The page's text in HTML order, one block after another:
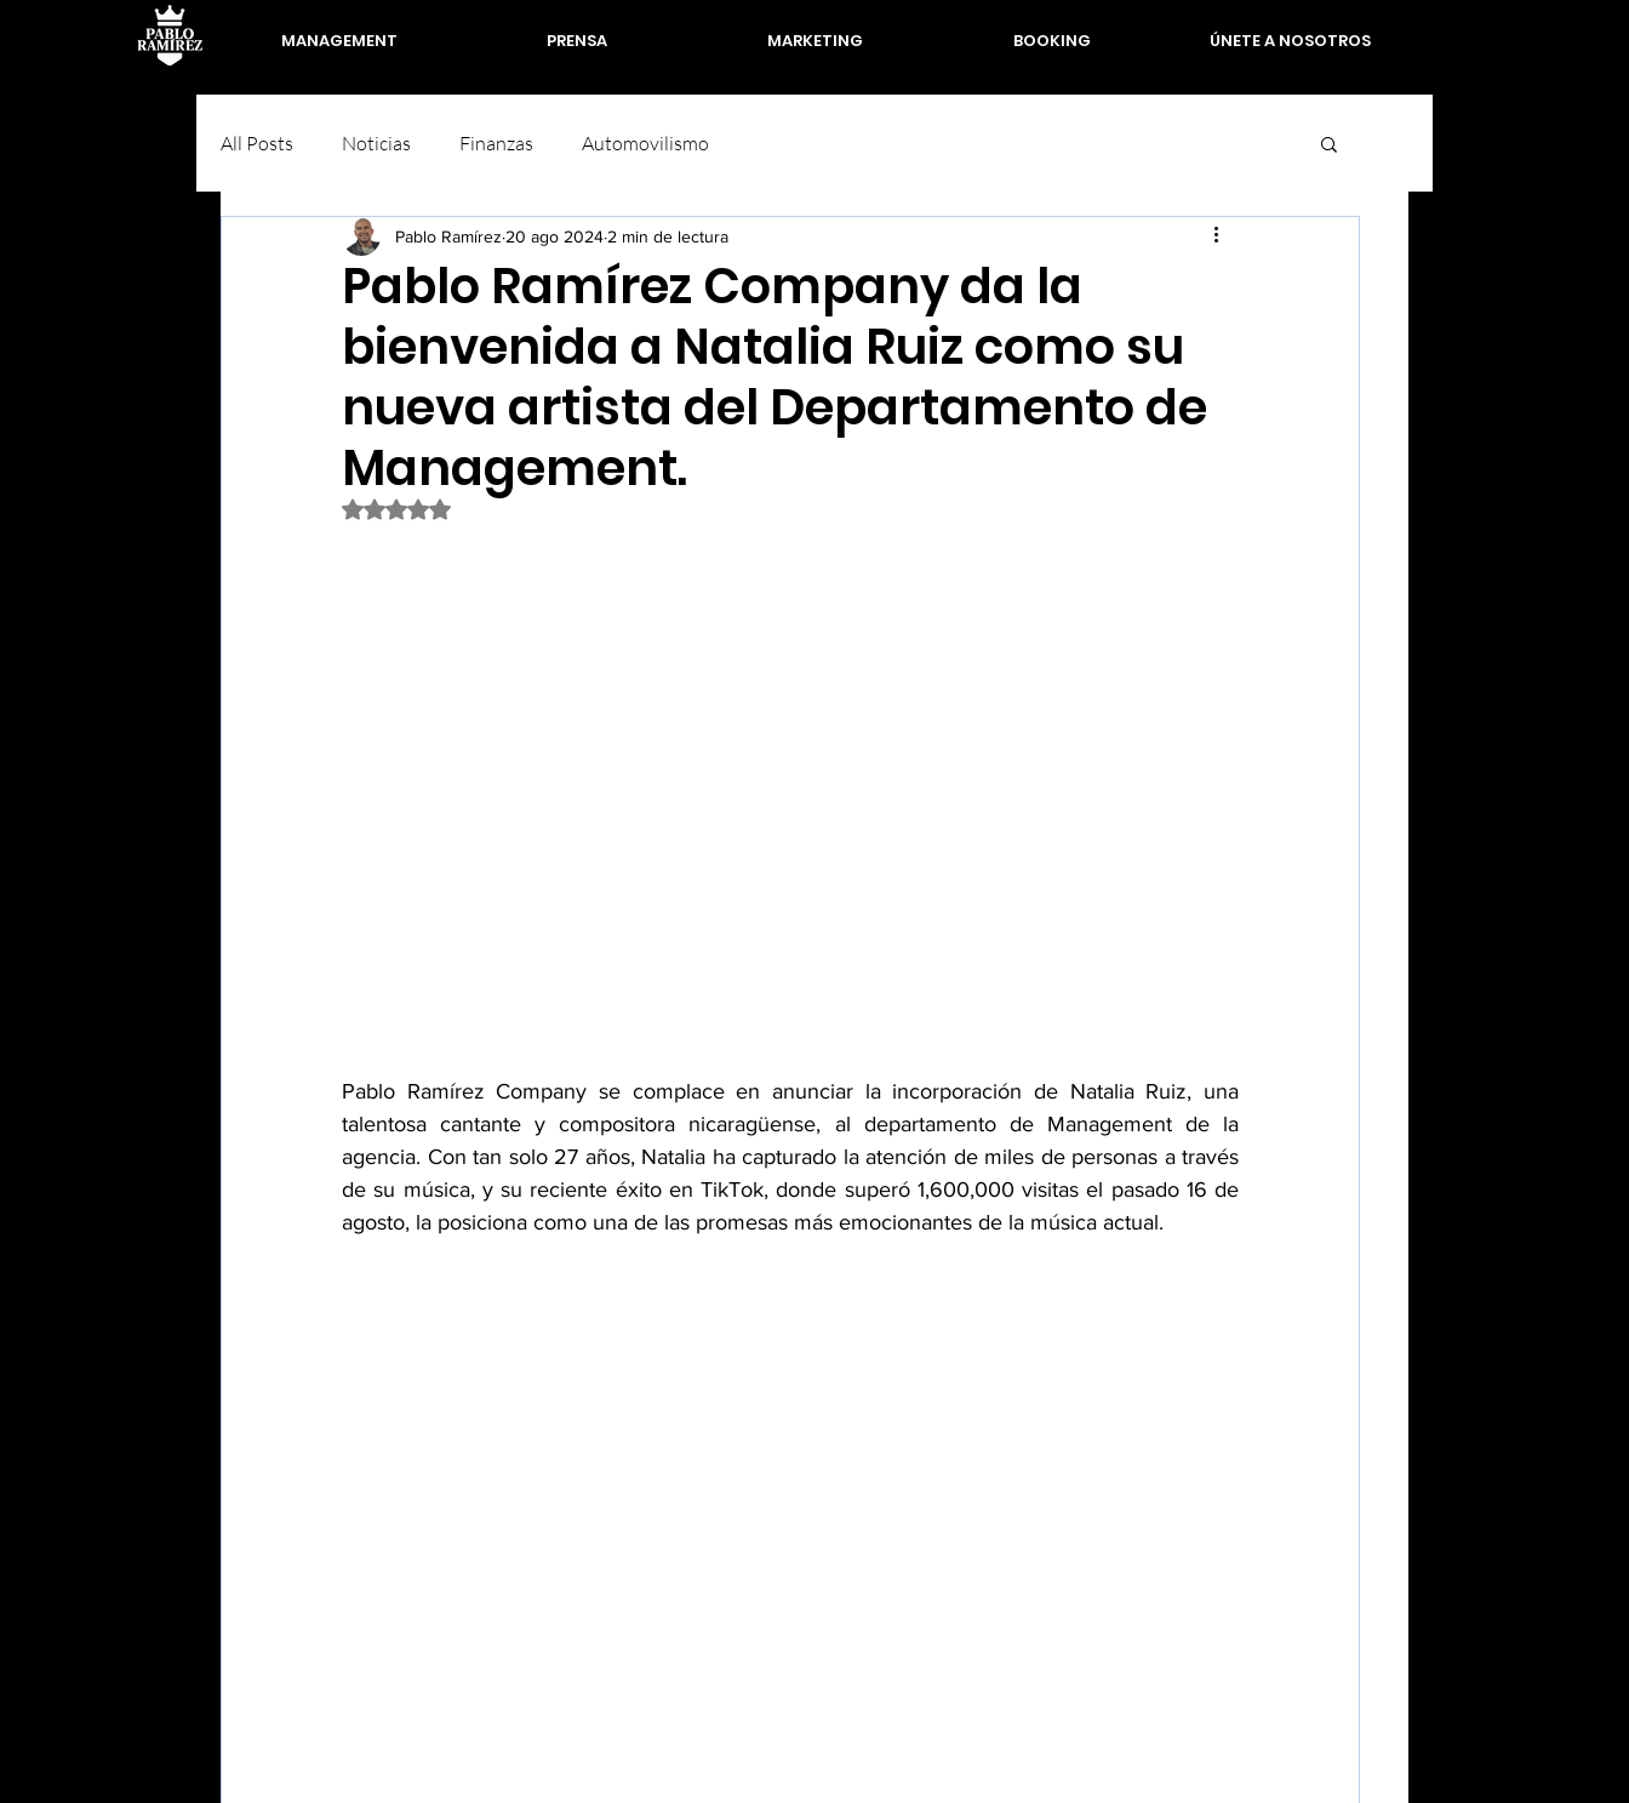
MANAGEMENT PRENSA MARKETING BOOKING ÚNETE A NOSOTROS
All Posts Noticias Finanzas Automovilismo
Pablo Ramírez Company da la
bienvenida a Natalia Ruiz como su
nueva artista del Departamento de
Management.
Pablo Ramírez 20 ago 2024 2 min de lectura
Obtuvo NaN de 5 estrellas.
Pablo Ramírez Company se complace en anunciar la incorporación de Natalia Ruiz, una
talentosa cantante y compositora nicaragüense, al departamento de Management de la
agencia. Con tan solo 27 años, Natalia ha capturado la atención de miles de personas a través
de su música, y su reciente éxito en TikTok, donde superó 1,600,000 visitas el pasado 16 de
agosto, la posiciona como una de las promesas más emocionantes de la música actual.